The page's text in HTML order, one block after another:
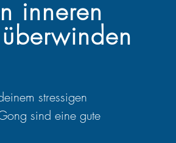
inneren
stressigen
sind eine gute